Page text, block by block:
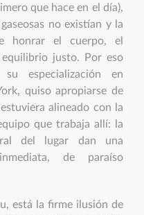
que hace en el día),
no existían y la
honrar el cuerpo, el
justo. Por eso
especialización en
quiso apropiarse de
alineado con la
que trabaja allí: la
del lugar dan una
de paraíso
está la firme ilusión de